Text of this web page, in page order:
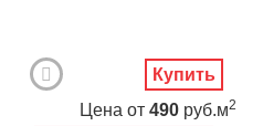
Цена от 490 руб.м2
Купить